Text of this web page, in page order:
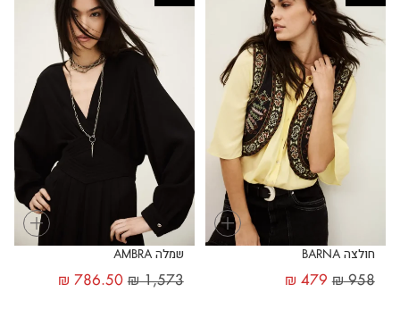
+
חולצה BARNA
₪958
₪ 479
+
שמלה AMBRA
₪1,573
₪ 786.50